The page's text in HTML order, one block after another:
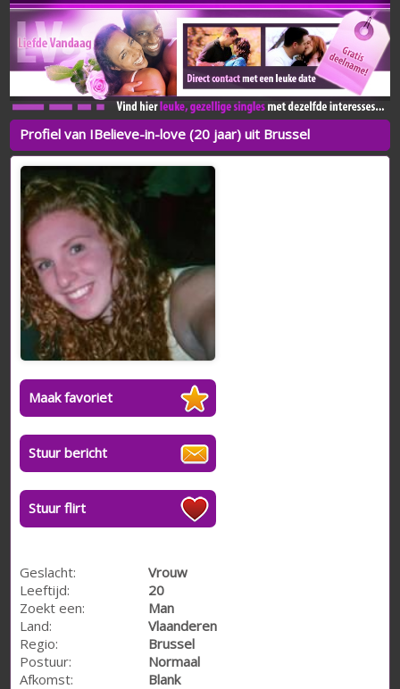
Profiel van IBelieve-in-love (20 jaar) uit Brussel
Maak favoriet
Stuur bericht
Stuur flirt
Geslacht:
Vrouw
Leeftijd:
20
Zoekt een:
Man
Land:
Vlaanderen
Regio:
Brussel
Postuur:
Normaal
Afkomst:
Blank